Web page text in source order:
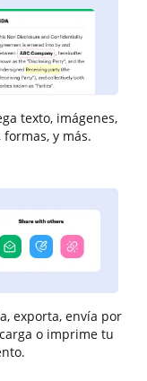
texto, imágenes,
y más.
exporta, envía por
o imprime tu